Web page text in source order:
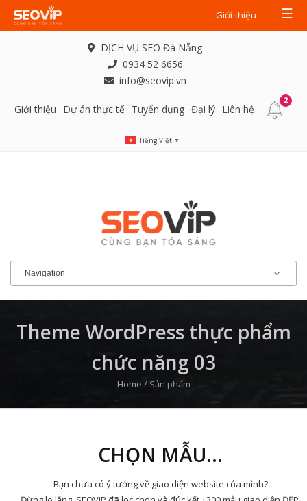
Giới thiệu ☰
DỊCH VỤ SEO Đà Nẵng
0934 52 6656
info@seovip.vn
Giới thiệu Dự án thực tế Tuyển dụng Đại lý Liên hệ
2
Tiếng Việt ▼
Theme WordPress thực phẩm
chức năng 03
Home / Sản phẩm
CHỌN MẪU...
Bạn chưa có ý tưởng về giao diện website của mình?